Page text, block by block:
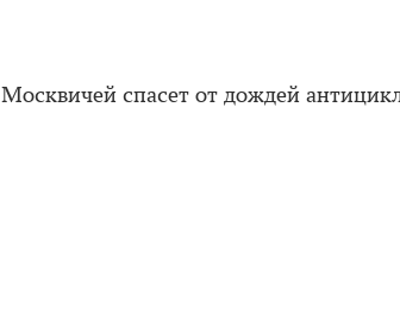
Москвичей спасет от дождей